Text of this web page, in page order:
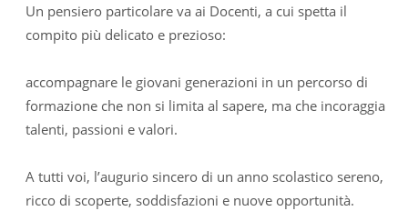
Un pensiero particolare va ai Docenti, a cui spetta il
compito più delicato e prezioso:
accompagnare le giovani generazioni in un percorso di
formazione che non si limita al sapere, ma che incoraggia
talenti, passioni e valori.
A tutti voi, l’augurio sincero di un anno scolastico sereno,
ricco di scoperte, soddisfazioni e nuove opportunità.